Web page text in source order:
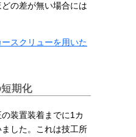
の差が無い場合には
スクリューを用いた
期化
装置装着までに1カ
した。これは技工所